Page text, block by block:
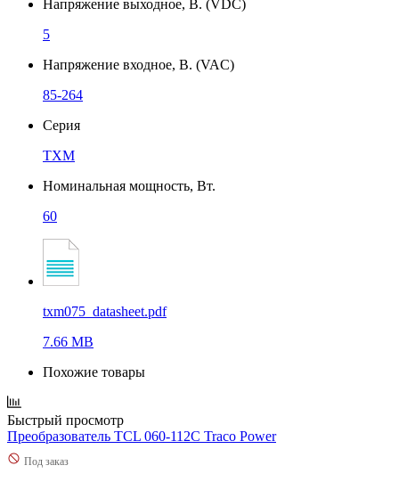
Напряжение выходное, В. (VDC)
5
Напряжение входное, В. (VAC)
85-264
Серия
TXM
Номинальная мощность, Вт.
60
txm075_datasheet.pdf
7.66 MB
Похожие товары
Быстрый просмотр
Преобразователь TCL 060-112C Traco Power
Под заказ